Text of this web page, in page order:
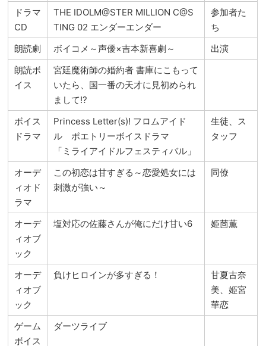
ドラマ
CD
THE IDOLM@STER MILLION C@S
TING 02 エンダーエンダー
参加者た
ち
朗読劇
ボイコメ～声優×吉本新喜劇～
出演
朗読ボ
イス
宮廷魔術師の婚約者 書庫にこもって
いたら、国一番の天才に見初められ
まして!?
ボイス
ドラマ
Princess Letter(s)! フロムアイド
ル ポエトリーボイスドラマ
「ミライアイドルフェスティバル」
生徒、ス
タッフ
オーデ
ィオド
ラマ
この初恋は甘すぎる～恋愛処女には
刺激が強い～
同僚
オーデ
ィオブ
ック
塩対応の佐藤さんが俺にだけ甘い6 姫茴薫
オーデ
ィオブ
ック
負けヒロインが多すぎる！
甘夏古奈
美、姫宮
華恋
ゲーム
ボイス
ダーツライブ